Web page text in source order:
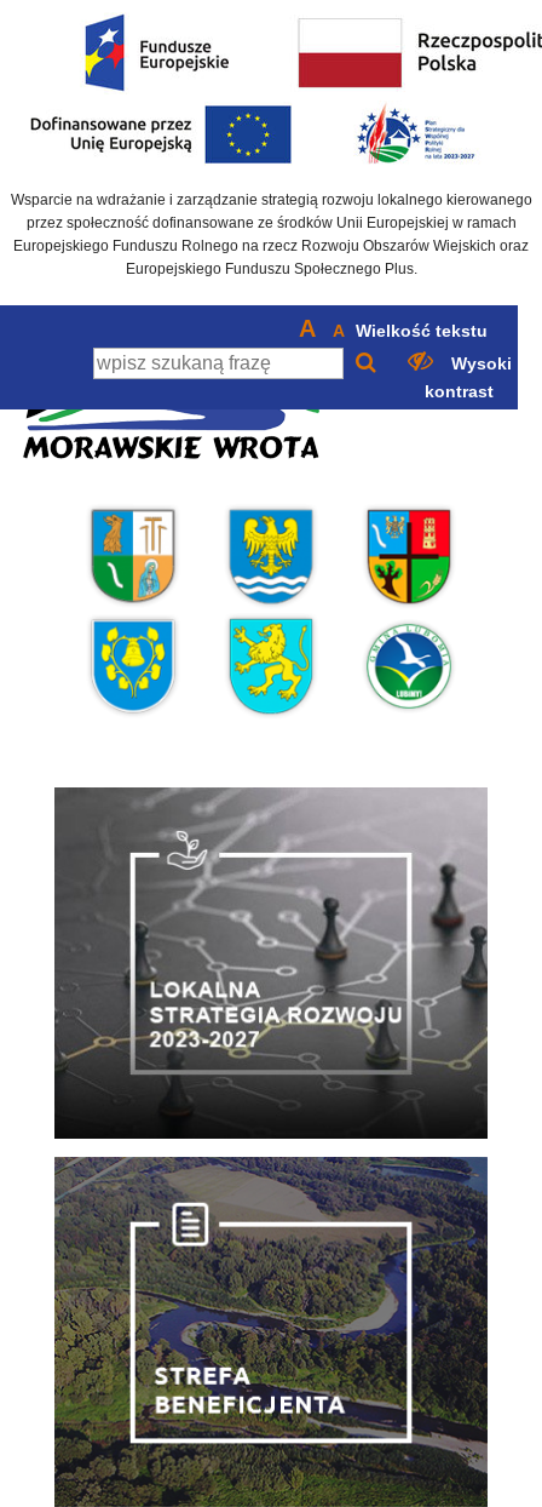
Wsparcie na wdrażanie i zarządzanie strategią rozwoju lokalnego kierowanego
przez społeczność dofinansowane ze środków Unii Europejskiej w ramach
Europejskiego Funduszu Rolnego na rzecz Rozwoju Obszarów Wiejskich oraz
Europejskiego Funduszu Społecznego Plus.
A A Wielkość tekstu
Wysoki
kontrast